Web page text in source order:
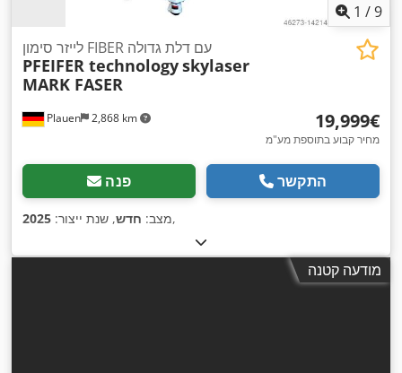
1 /9
Plauen 2,868 km
לייזר סימון FIBER עם דלת גדולה
PFEIFER technologyskylaser
MARK FASER
‏19,999 ‏€
מחיר קבוע בתוספת מע"מ
פנה התקשר
מצב: חדש, שנת ייצור: 2025 ,
מודעה קטנה